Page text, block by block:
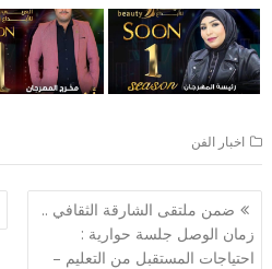
اخبار الفن
تصفّح
المقالات
ضمن ملتقى الشارقة الثقافي ..
زمان الوصل جلسة حوارية :
احتياجات المستقبل من التعليم –